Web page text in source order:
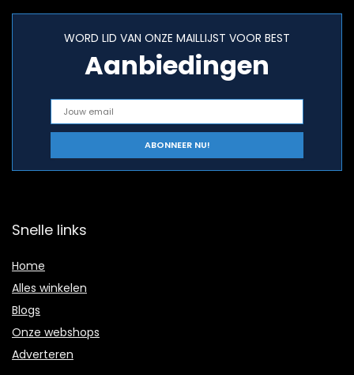
WORD LID VAN ONZE MAILLIJST VOOR BEST
Aanbiedingen
Snelle links
Home
Alles winkelen
Blogs
Onze webshops
Adverteren